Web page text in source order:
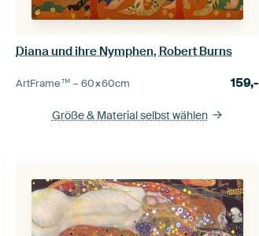
Diana und ihre Nymphen, Robert Burns
ArtFrame™ –60×60cm 159,-
Größe & Material selbst wählen